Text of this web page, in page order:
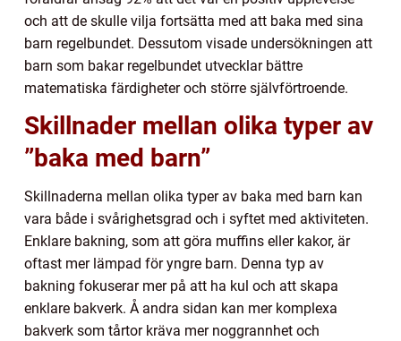
och att de skulle vilja fortsätta med att baka med sina
barn regelbundet. Dessutom visade undersökningen att
barn som bakar regelbundet utvecklar bättre
matematiska färdigheter och större självförtroende.
Skillnader mellan olika typer av
”baka med barn”
Skillnaderna mellan olika typer av baka med barn kan
vara både i svårighetsgrad och i syftet med aktiviteten.
Enklare bakning, som att göra muffins eller kakor, är
oftast mer lämpad för yngre barn. Denna typ av
bakning fokuserar mer på att ha kul och att skapa
enklare bakverk. Å andra sidan kan mer komplexa
bakverk som tårtor kräva mer noggrannhet och